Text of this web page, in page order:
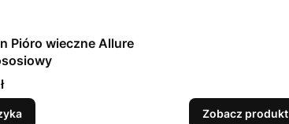
Pióro wieczne Allure
Zobacz produkt